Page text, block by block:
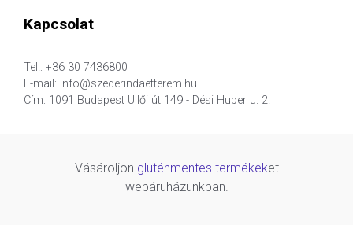
Kapcsolat
Tel.: +36 30 7436800
E-mail: info@szederindaetterem.hu
Cím: 1091 Budapest Üllői út 149 - Dési Huber u. 2.
Vásároljon gluténmentes termékeket
webáruházunkban.